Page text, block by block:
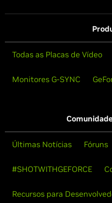
Todas as Placas de Vídeo
Monitores G-SYNC
Últimas Notícias Fóruns
#SHOTWITHGEFORCE
Recursos para